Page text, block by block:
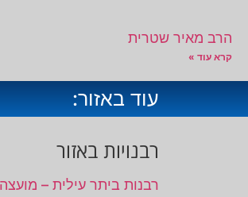
הרב מאיר שטרית
קרא עוד »
עוד באזור:
רבנויות באזור
רבנות ביתר עילית –